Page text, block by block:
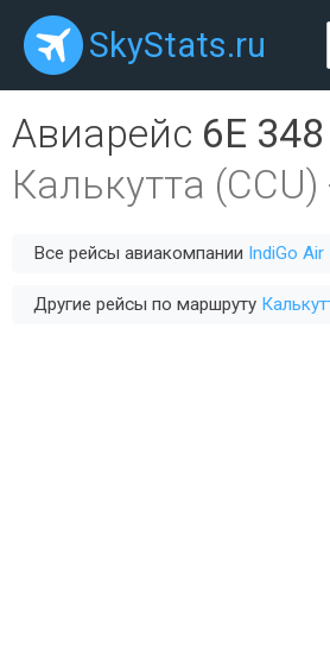
SkyStats.ru
Авиарейс 6E 348
Калькутта (CCU)
Все рейсы авиакомпании IndiGo Air
Другие рейсы по маршруту